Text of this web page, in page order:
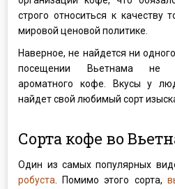
строго относиться к качеству
мировой ценовой политике.
Наверное, не найдется ни
посещении Вьетнама не
ароматного кофе. Вкусы у
найдет свой любимый сорт
Сорта кофе во
Один из самых популярных
робуста . Помимо этого сорта,